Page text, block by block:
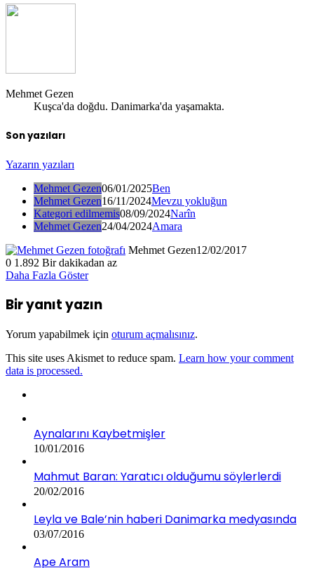
Mehmet Gezen
Kuşca'da doğdu. Danimarka'da yaşamakta.
Son yazıları
Yazarın yazıları
Mehmet Gezen06/01/2025Ben
Mehmet Gezen16/11/2024Mevzu yokluğun
Kategori edilmemis08/09/2024Narîn
Mehmet Gezen24/04/2024Amara
Mehmet Gezen12/02/2017
0 1.892 Bir dakikadan az
Daha Fazla Göster
Bir yanıt yazın
Yorum yapabilmek için oturum açmalısınız.
This site uses Akismet to reduce spam. Learn how your comment
data is processed.
Aynalarını Kaybetmişler
10/01/2016
Mahmut Baran: Yaratıcı olduğumu söylerlerdi
20/02/2016
Leyla ve Bale’nin haberi Danimarka medyasında
03/07/2016
Ape Aram